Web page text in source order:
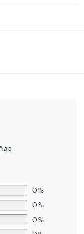
0%
0%
0%